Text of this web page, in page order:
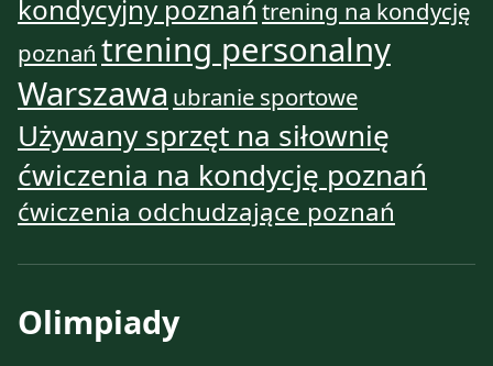
kondycyjny poznań trening na kondycję
poznań trening personalny
Warszawa ubranie sportowe
Używany sprzęt na siłownię
ćwiczenia na kondycję poznań
ćwiczenia odchudzające poznań
Olimpiady